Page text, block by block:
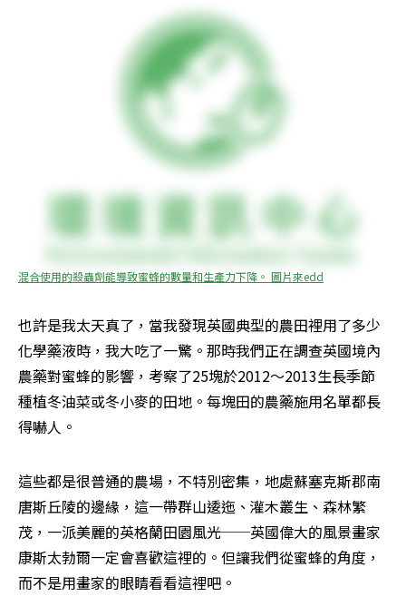
混合使用的殺蟲劑能導致蜜蜂的數量和生產力下降。 圖片來edd
也許是我太天真了，當我發現英國典型的農田裡用了多少
化學藥液時，我大吃了一驚。那時我們正在調查英國境內
農藥對蜜蜂的影響，考察了25塊於2012～2013生長季節
種植冬油菜或冬小麥的田地。每塊田的農藥施用名單都長
得嚇人。
這些都是很普通的農場，不特別密集，地處蘇塞克斯郡南
唐斯丘陵的邊緣，這一帶群山逶迤、灌木叢生、森林繁
茂，一派美麗的英格蘭田園風光──英國偉大的風景畫家
康斯太勃爾一定會喜歡這裡的。但讓​​我們從蜜蜂的角度，
而不是用畫家的眼睛看看這裡吧。